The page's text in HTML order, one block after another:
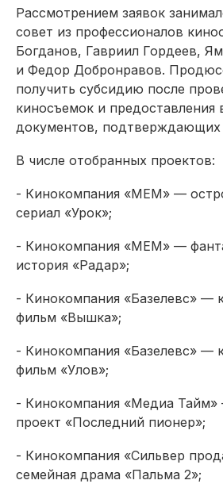
Рассмотрением заявок
совет из профессионалов
Богданов, Гавриил Гордеев,
и Федор Добронравов.
получить субсидию после
киносъемок и предоставления
документов, подтверждающих
В числе отобранных проектов:
- Кинокомпания «МЕМ» —
сериал «Урок»;
- Кинокомпания «МЕМ» —
история «Радар»;
- Кинокомпания «Базелевс» —
фильм «Вышка»;
- Кинокомпания «Базелевс» —
фильм «Улов»;
- Кинокомпания «Медиа Тайм»
проект «Последний пионер»;
- Кинокомпания «Сильвер
семейная драма «Пальма 2»;